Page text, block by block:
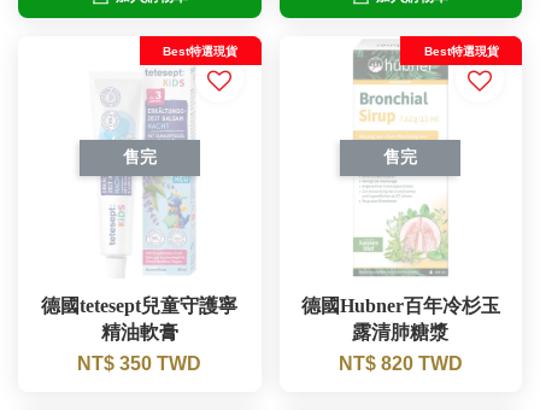
售完
Best特選現貨
德國tetesept兒童守護寧
精油軟膏
NT$ 350 TWD
售完
Best特選現貨
德國Hubner百年冷杉玉
露清肺糖漿
NT$ 820 TWD